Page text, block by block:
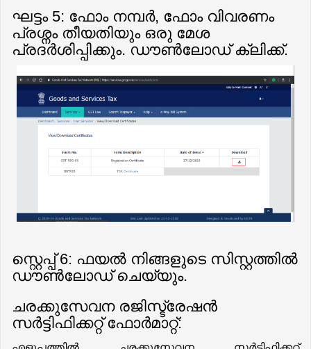
ഘട്ടം 5: ഫോം നമ്പർ, ഫോം വിവരണം
പ്രശ്നം തീയതിയും ഒരു മേശ
പ്രദർശിപ്പിക്കും. ഡൗൺലോഡ് ക്ലിക്ക്.
സ്റ്റെപ്പ് 6: ഫയൽ നിങ്ങളുടെ സിസ്റ്റത്തിൽ
ഡൗൺലോഡ് ചെയ്യും.
ചരക്കുസേവന രജിസ്ട്രേഷൻ
സർട്ടിഫിക്കറ്റ് ഫോർമാറ്റ്: